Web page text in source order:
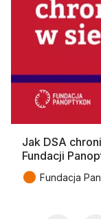
Jak DSA
Fundacji
● Fundacja